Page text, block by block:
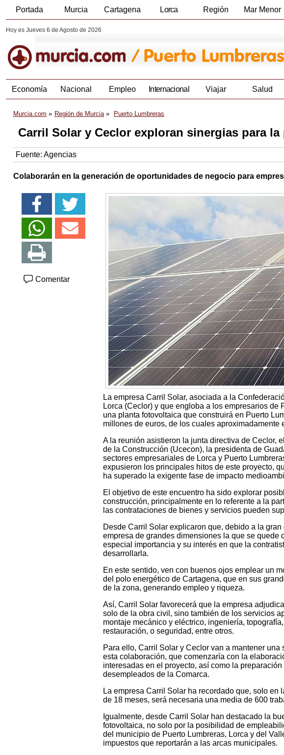
Portada Murcia Cartagena Lorca Región Mar Menor
Hoy es Jueves 6 de Agosto de 2026
Economía Nacional Empleo Internacional Viajar Salud
Murcia.com Región de Murcia Puerto Lumbreras
Carril Solar y Ceclor exploran sinergias para
Fuente: Agencias
Colaborarán en la generación de oportunidades de negocio para
Comentar
La empresa Carril Solar, asociada a la
Lorca (Ceclor) y que engloba a los empresarios
una planta fotovoltaica que construirá en Puerto
millones de euros, de los cuales aproximadamente
A la reunión asistieron la junta directiva de Ceclor,
de la Construcción (Ucecon), la presidenta de
sectores empresariales de Lorca y Puerto
expusieron los principales hitos de este proyecto,
ha superado la exigente fase de impacto
El objetivo de este encuentro ha sido explorar
construcción, principalmente en lo referente a la
las contrataciones de bienes y servicios pueden
Desde Carril Solar explicaron que, debido a la
empresa de grandes dimensiones la que se quede
especial importancia y su interés en que la
desarrollarla.
En este sentido, ven con buenos ojos emplear un
del polo energético de Cartagena, que en sus
de la zona, generando empleo y riqueza.
Así, Carril Solar favorecerá que la empresa
solo de la obra civil, sino también de los servicios
montaje mecánico y eléctrico, ingeniería,
restauración, o seguridad, entre otros.
Para ello, Carril Solar y Ceclor van a mantener
esta colaboración, que comenzaría con la
interesadas en el proyecto, así como la
desempleados de la Comarca.
La empresa Carril Solar ha recordado que, solo
de 18 meses, será necesaria una media de 600
Igualmente, desde Carril Solar han destacado la
fotovoltaica, no solo por la posibilidad de
del municipio de Puerto Lumbreras, Lorca y del
impuestos que reportarán a las arcas municipales.